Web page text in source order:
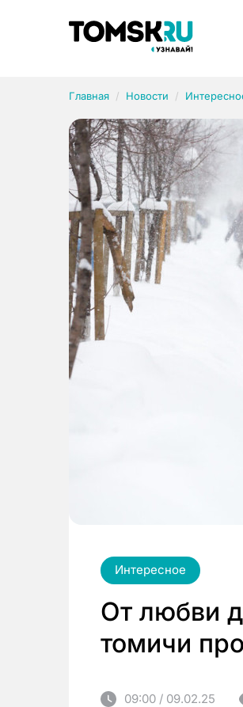
Главная Новости
Интересное
От любви
томичи
09:00 / 09.02.25
Рубрики